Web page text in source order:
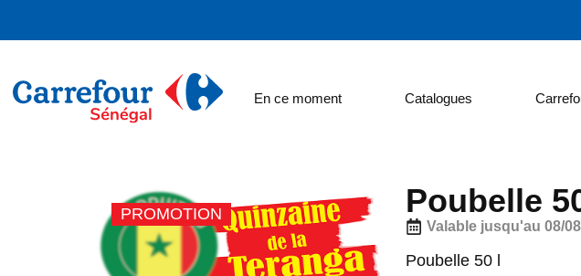
En ce moment Catalogues
PROMOTION Poubelle
Valable jusqu'au 08/
Poubelle 50 l